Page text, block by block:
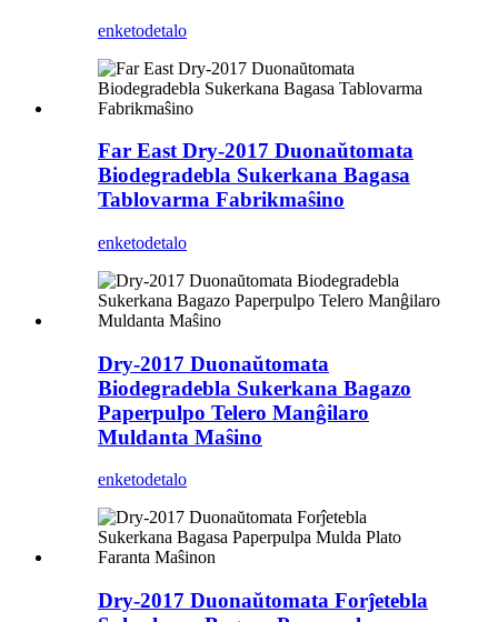
enketodetalo
Far East Dry-2017 Duonaŭtomata
Biodegradebla Sukerkana Bagasa
Tablovarma Fabrikmaŝino
enketodetalo
Dry-2017 Duonaŭtomata
Biodegradebla Sukerkana Bagazo
Paperpulpo Telero Manĝilaro
Muldanta Maŝino
enketodetalo
Dry-2017 Duonaŭtomata Forĵetebla